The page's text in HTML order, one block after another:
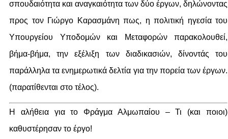
σπουδαιότητα και αναγκαιότητα των δύο έργων, δηλώνοντας
προς τον Γιώργο Καρασμάνη πως, η πολιτική ηγεσία του
Υπουργείου Υποδομών και Μεταφορών παρακολουθεί,
βήμα-βήμα, την εξέλιξη των διαδικασιών, δίνοντάς του
παράλληλα τα ενημερωτικά δελτία για την πορεία των έργων.
(παρατίθενται στο τέλος).
Η αλήθεια για το Φράγμα Αλμωπαίου – Τι (και ποιοι)
καθυστέρησαν το έργο!